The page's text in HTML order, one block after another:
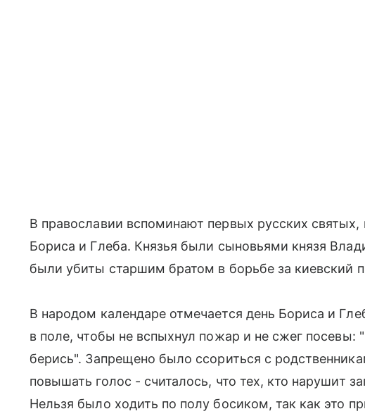
В православии вспоминают первых русских святых,
Бориса и Глеба. Князья были сыновьями князя
были убиты старшим братом в борьбе за киевский
В народом календаре отмечается день Бориса и
в поле, чтобы не вспыхнул пожар и не сжег посевы:
берись". Запрещено было ссориться с
повышать голос - считалось, что тех, кто нарушит
Нельзя было ходить по полу босиком, так как это